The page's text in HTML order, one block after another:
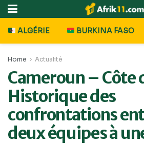
ALGÉRIE BURKINA FASO
Home Actualité
Cameroun – Côte
Historique des
confrontations
deux équipes à